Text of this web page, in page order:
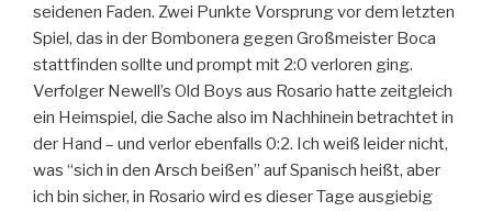
seidenen Faden. Zwei Punkte Vorsprung vor dem letzten
Spiel, das in der Bombonera gegen Großmeister Boca
stattfinden sollte und prompt mit 2:0 verloren ging.
Verfolger Newell’s Old Boys aus Rosario hatte zeitgleich
ein Heimspiel, die Sache also im Nachhinein betrachtet in
der Hand – und verlor ebenfalls 0:2. Ich weiß leider nicht,
was “sich in den Arsch beißen” auf Spanisch heißt, aber
ich bin sicher, in Rosario wird es dieser Tage ausgiebig